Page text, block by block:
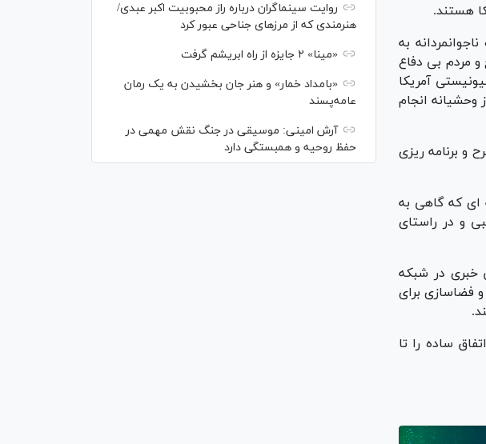
هستند.
به
و مردم بی دفاع
آمریکا
وحشیانه انجام
و برنامه ریزی
ای که گاهی به
و در راستای
خبری در شبکه
فضاسازی برای
ساده را تا
روایت سینماگران درباره راز محبوبیت اکبر عبدی/
هنرمندی که از مرزهای جناحی عبور کرد
«مینا» ۲ جایزه از راه ابریشم گرفت
«بامداد خمار» و هنر جان بخشیدن به یک رمان
عامه‌پسند
آرش امینی: موسیقی در جنگ نقش مهمی در
حفظ روحیه و همبستگی دارد